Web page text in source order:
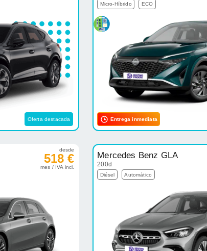
Oferta destacada
Micro-Híbrido ECO
Entrega inmediata
desde
518 €
mes / IVA incl.
Mercedes Benz GLA
200d
Diésel Automático